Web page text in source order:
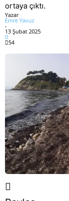
ortaya çıktı.
Yazar
Emre Yavuz
-
13 Şubat 2025
0
54